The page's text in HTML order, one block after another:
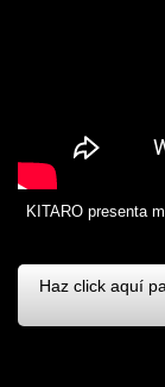
KITARO presenta
Haz click aquí